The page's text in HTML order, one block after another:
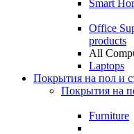
Smart
Office
products
All
Laptops
Покрытия на пол и
Покрытия на
Furniture